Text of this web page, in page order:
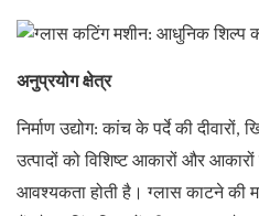
अनुप्रयोग क्षेत्र
निर्माण उद्योग: कांच के पर्दे की
उत्पादों को विशिष्ट आकारों और
आवश्यकता होती है। ग्लास काटने की